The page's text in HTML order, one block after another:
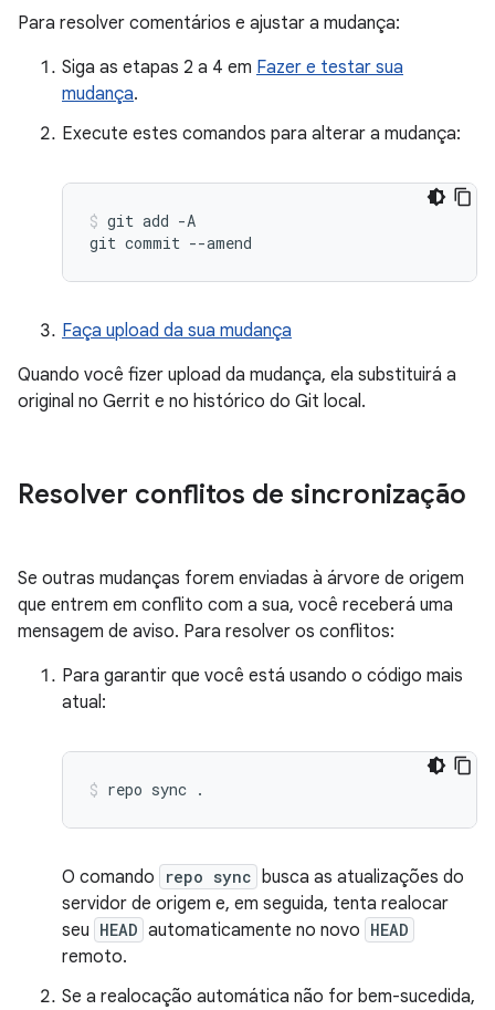
Para resolver comentários e ajustar a mudança:
Siga as etapas 2 a 4 em Fazer e testar sua
mudança.
Execute estes comandos para alterar a mudança:
git add -A
git commit --amend
Faça upload da sua mudança
Quando você fizer upload da mudança, ela substituirá a
original no Gerrit e no histórico do Git local.
Resolver conflitos de sincronização
Se outras mudanças forem enviadas à árvore de origem
que entrem em conflito com a sua, você receberá uma
mensagem de aviso. Para resolver os conflitos:
Para garantir que você está usando o código mais
atual:
repo sync .
O comando repo sync
busca as atualizações do
servidor de origem e, em seguida, tenta realocar
seu HEAD automaticamente no novo HEAD
remoto.
Se a realocação automática não for bem-sucedida,